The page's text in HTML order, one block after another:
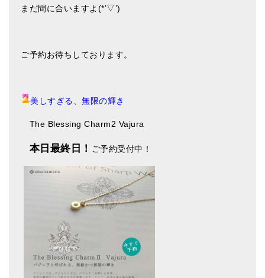
まだ間に合いますよ(*’▽’)
ご予約お待ちしております。
美しすぎる、無限の輝き
The Blessing Charm2 Vajura
本日最終日！ ご予約受付中！